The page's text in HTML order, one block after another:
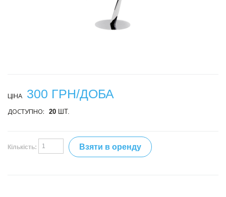
ЦІНА 300 ГРН/ДОБА
ДОСТУПНО: 20 ШТ.
Кількість: Взяти в оренду